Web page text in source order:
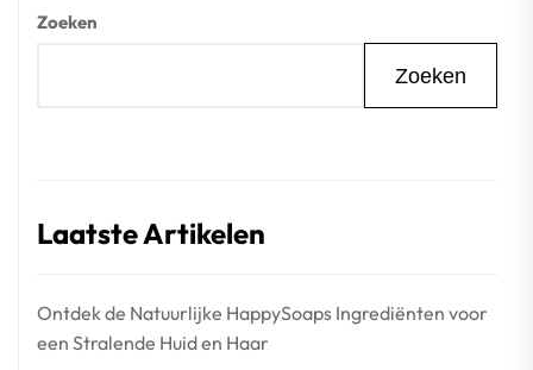
Zoeken
Zoeken
Laatste Artikelen
Ontdek de Natuurlijke HappySoaps Ingrediënten voor
een Stralende Huid en Haar